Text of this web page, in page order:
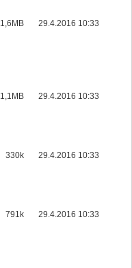
1,6MB 29.4.2016 10:33
1,1MB 29.4.2016 10:33
330k 29.4.2016 10:33
791k 29.4.2016 10:33